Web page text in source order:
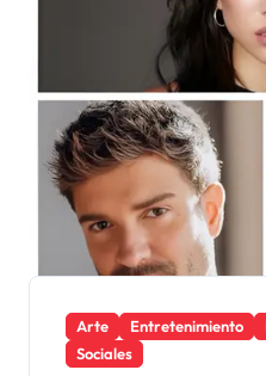
Arte Entretenimiento
Sociales